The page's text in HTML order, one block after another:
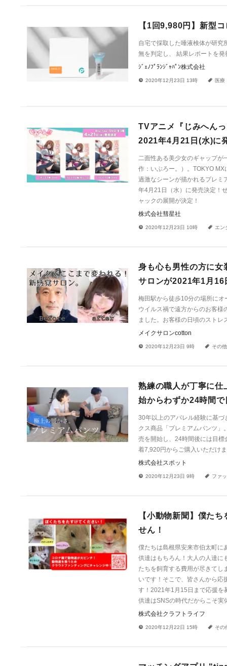
【1回9,980円】新型
⾃宅で採取した唾液検体が研究
無を判定し、 結果レポートを発
ｼﾞｪﾉﾌﾟﾗﾝｼﾞｬﾊﾟﾝ株式会社
! 2020年12月23日 13時 a 医療
TVアニメ『じみへん
2021年4月21日(水)に
二面性ある美少女のギャップが
作：いぶろー。）。TOKYO
過激なシーンが描かれるプレ
年4月21日（水）に発売決定！
ャックの展開が決定！
株式会社彗星社
! 2020年12月23日 10時 a エン
身も心も男性の方に女
サロンが2021年1月16
梅田駅から徒歩10分の場所に
ウイルス禍で遠方からのお客様
ました。お客様の日頃のスト
メイクサロンcotton
! 2020年12月23日 9時 a その
熟練の職人が丁寧に仕
始からわずか24時間
30年以上のアパレル経験に基
クス商品「プレミアムパンツ
売を開始し、24時間後には目
着7,920円からご購入いただけ
株式会社スポット
! 2020年12月23日 9時 a ファ
【小動物新聞】僕た
せん！
僕たちは島根県安来市伯太町に
供達はもちろん！大人の人達に
たちを飼育する費用が尽きてし
いです！そこで、皆さんから応
す！2021年1月15日まで応援を
供達はSNSの時代だからこそ
株式会社クラフトライフ
! 2020年12月22日 15時 a その